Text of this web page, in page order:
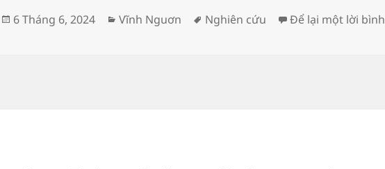
Đăng
6 Tháng 6, 2024
Danh
Vĩnh Nguơn Thẻ
Nghiên cứu Để lại một lời bình